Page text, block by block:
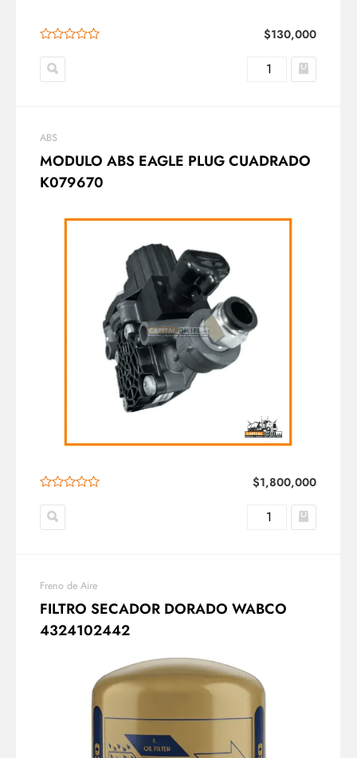
$130,000
ABS
MODULO ABS EAGLE PLUG CUADRADO
K079670
$1,800,000
Freno de Aire
FILTRO SECADOR DORADO WABCO
4324102442